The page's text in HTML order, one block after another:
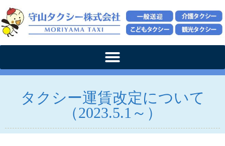
タクシー運賃改定について
（2023.5.1～）